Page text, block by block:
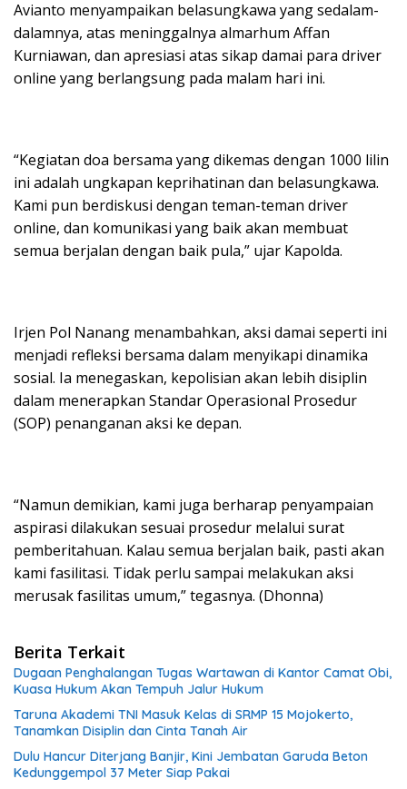
Avianto menyampaikan belasungkawa yang sedalam-
dalamnya, atas meninggalnya almarhum Affan
Kurniawan, dan apresiasi atas sikap damai para driver
online yang berlangsung pada malam hari ini.
“Kegiatan doa bersama yang dikemas dengan 1000 lilin
ini adalah ungkapan keprihatinan dan belasungkawa.
Kami pun berdiskusi dengan teman-teman driver
online, dan komunikasi yang baik akan membuat
semua berjalan dengan baik pula,” ujar Kapolda.
Irjen Pol Nanang menambahkan, aksi damai seperti ini
menjadi refleksi bersama dalam menyikapi dinamika
sosial. Ia menegaskan, kepolisian akan lebih disiplin
dalam menerapkan Standar Operasional Prosedur
(SOP) penanganan aksi ke depan.
“Namun demikian, kami juga berharap penyampaian
aspirasi dilakukan sesuai prosedur melalui surat
pemberitahuan. Kalau semua berjalan baik, pasti akan
kami fasilitasi. Tidak perlu sampai melakukan aksi
merusak fasilitas umum,” tegasnya. (Dhonna)
Berita Terkait
Dugaan Penghalangan Tugas Wartawan di Kantor Camat Obi,
Kuasa Hukum Akan Tempuh Jalur Hukum
Taruna Akademi TNI Masuk Kelas di SRMP 15 Mojokerto,
Tanamkan Disiplin dan Cinta Tanah Air
Dulu Hancur Diterjang Banjir, Kini Jembatan Garuda Beton
Kedunggempol 37 Meter Siap Pakai